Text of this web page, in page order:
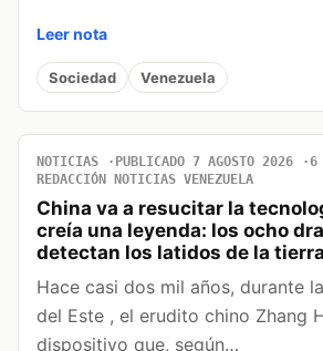
Leer nota
Sociedad Venezuela
NOTICIAS PUBLICADO 7 AGOSTO 2026
6
REDACCIÓN NOTICIAS VENEZUELA
China va a resucitar la
creía una leyenda: los ocho
detectan los latidos de la tierra
Hace casi dos mil años, durante
del Este , el erudito chino Zhang
dispositivo que, según…